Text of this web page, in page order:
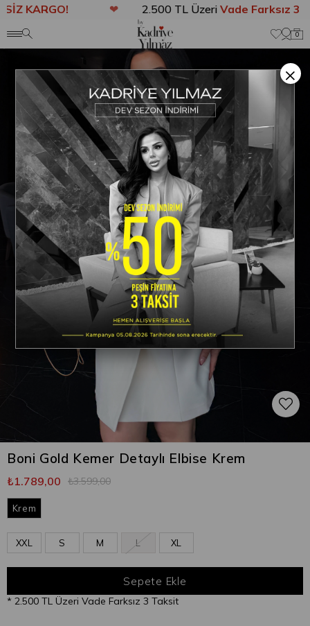
KARGO! 2.500 TL ÜzeriVade Farksız 3
0
Anasayfa Boni Gold Kemer Detaylı Elbise Krem
Boni Gold Kemer Detaylı Elbise Krem
₺3.599,00
₺1.789,00
Krem
XXL S M L XL
* 2.500 TL Üzeri Vade Farksız 3 Taksit
×